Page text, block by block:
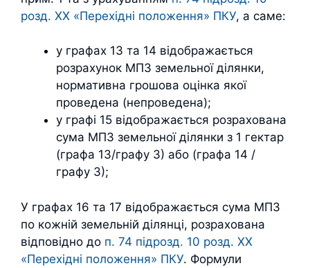
розд. XX «Перехідні положення» ПКУ, а саме:
у графах 13 та 14 відображається
розрахунок МПЗ земельної ділянки,
нормативна грошова оцінка якої
проведена (непроведена);
у графі 15 відображається розрахована
сума МПЗ земельної ділянки з 1 гектар
(графа 13/графу 3) або (графа 14 /
графу 3);
У графах 16 та 17 відображається сума МПЗ
по кожній земельній ділянці, розрахована
відповідно до п. 74 підрозд. 10 розд. ХХ
«Перехідні положення» ПКУ. Формули